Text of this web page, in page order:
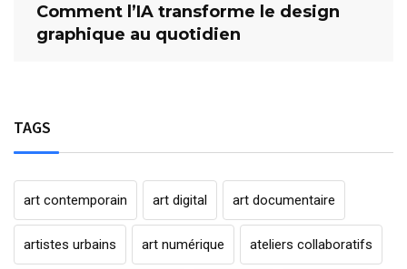
Comment l’IA transforme le design
graphique au quotidien
TAGS
art contemporain art digital art documentaire
artistes urbains art numérique ateliers collaboratifs